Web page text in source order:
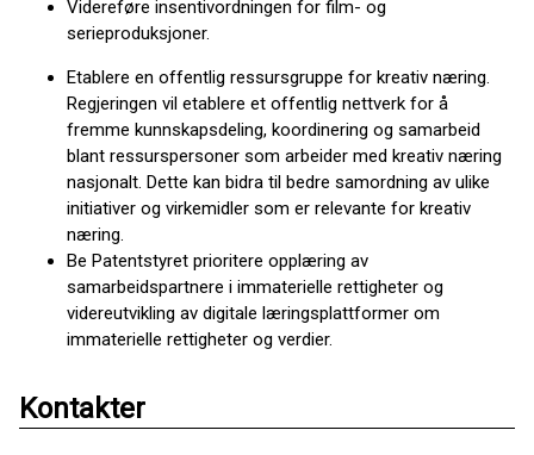
Videreføre insentivordningen for film- og
serieproduksjoner.
Etablere en offentlig ressursgruppe for kreativ næring.
Regjeringen vil etablere et offentlig nettverk for å
fremme kunnskapsdeling, koordinering og samarbeid
blant ressurspersoner som arbeider med kreativ næring
nasjonalt. Dette kan bidra til bedre samordning av ulike
initiativer og virkemidler som er relevante for kreativ
næring.
Be Patentstyret prioritere opplæring av
samarbeidspartnere i immaterielle rettigheter og
videreutvikling av digitale læringsplattformer om
immaterielle rettigheter og verdier.
Kontakter